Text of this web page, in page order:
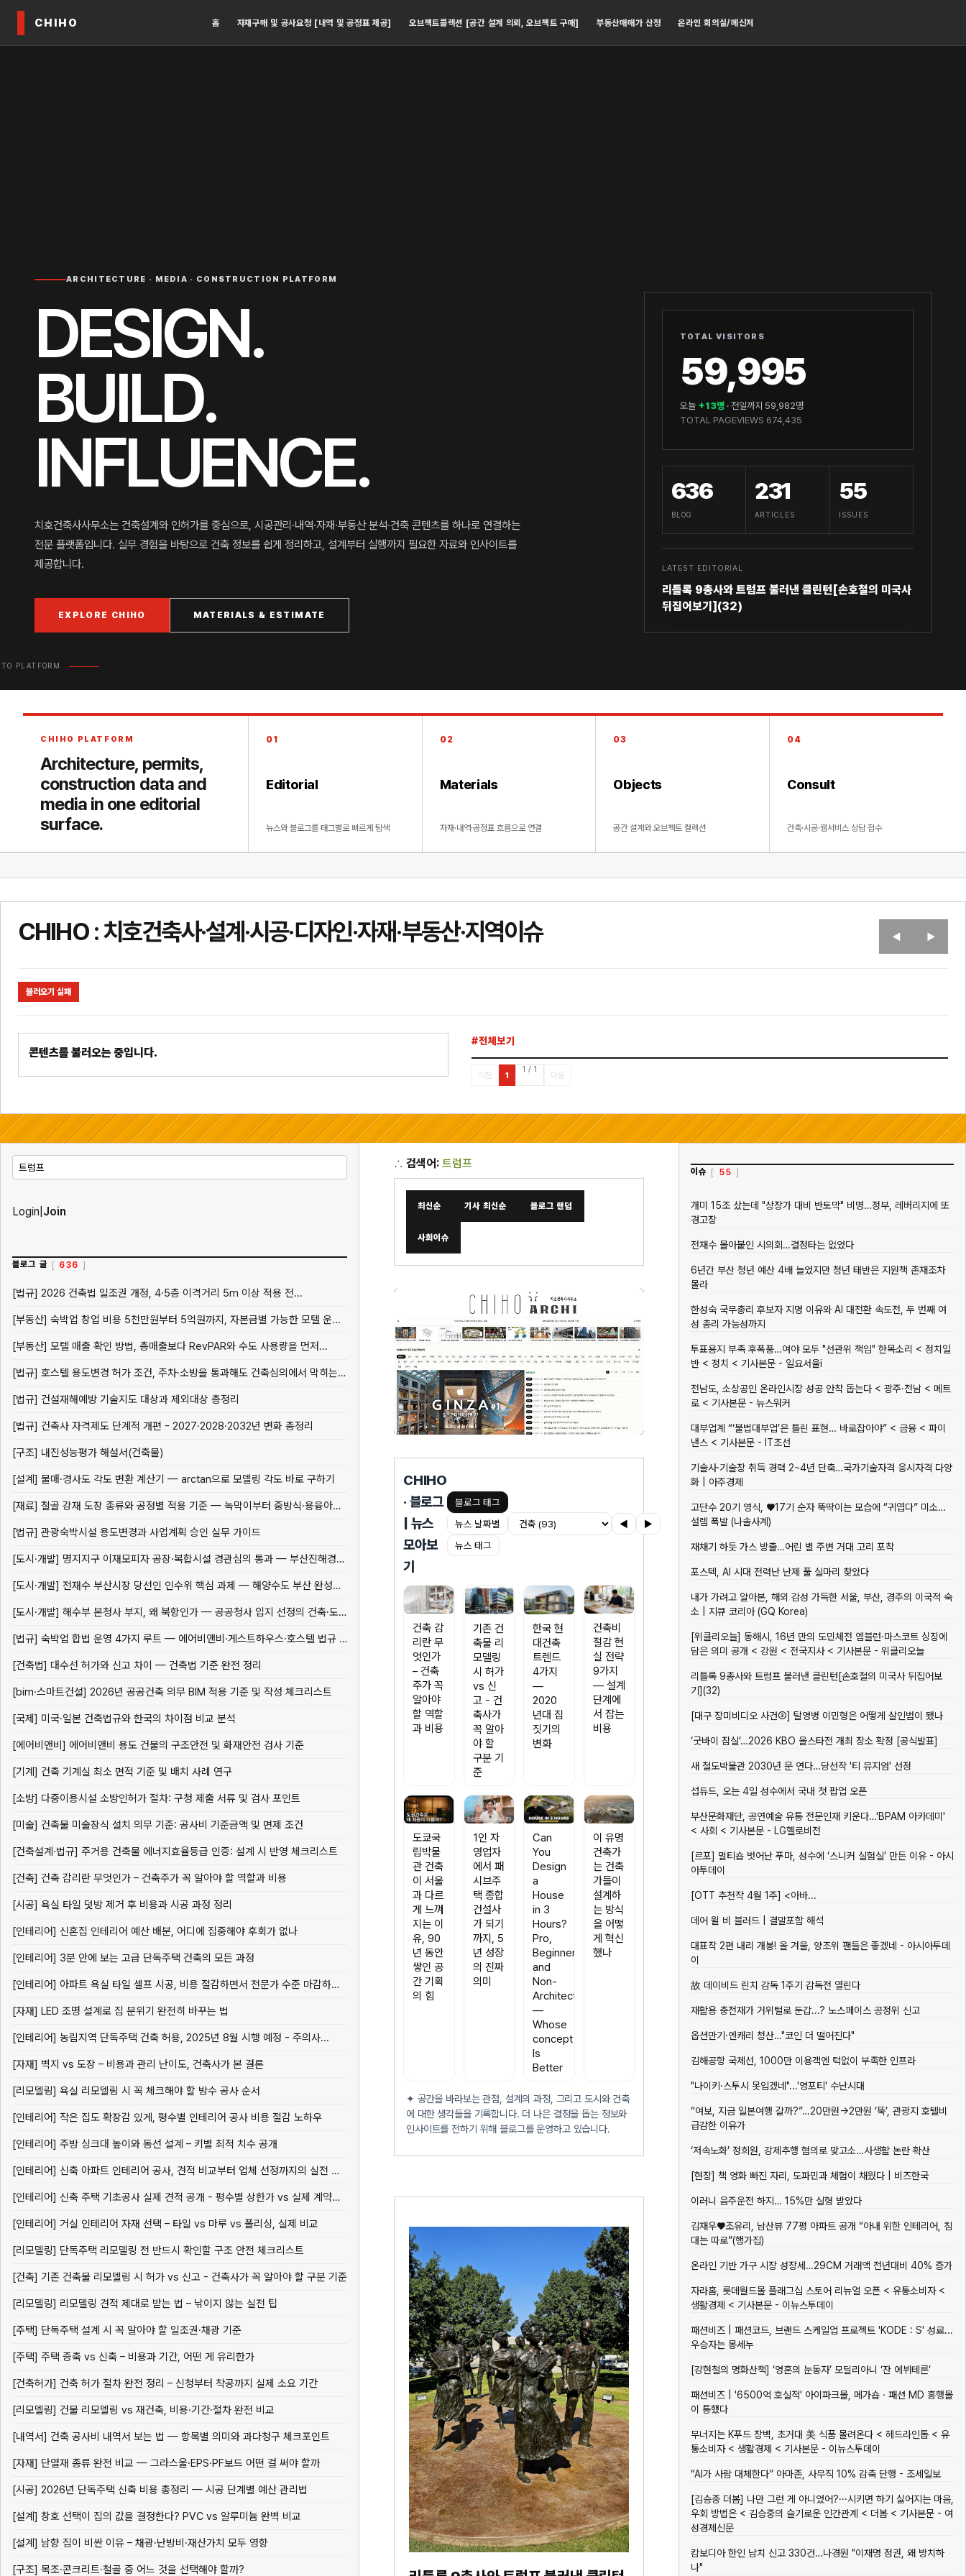
CHIHO 홈 자재구매 및 공사요청 [내역 및 공정표 제공] 오브젝트콜렉션 [공간 설계 의뢰, 오브젝트 구매] 부동산매매가 산정 온라인 회의실/메신저
ARCHITECTURE · MEDIA · CONSTRUCTION PLATFORM
DESIGN.
BUILD.
INFLUENCE.
치호건축사사무소는 건축설계와 인허가를 중심으로, 시공관리·내역·자재·부동산 분석·건축 콘텐츠를 하나로 연결하는
전문 플랫폼입니다. 실무 경험을 바탕으로 건축 정보를 쉽게 정리하고, 설계부터 실행까지 필요한 자료와 인사이트를
제공합니다.
EXPLORE CHIHO MATERIALS & ESTIMATE
TOTAL VISITORS
59,995
오늘 +13명 · 전일까지 59,982명
TOTAL PAGEVIEWS 674,435
636
BLOG
231
ARTICLES
55
ISSUES
LATEST EDITORIAL
리틀록 9총사와 트럼프 불러낸 클린턴[손호철의 미국사
뒤집어보기](32)
PLATFORM
CHIHO PLATFORM
Architecture, permits,
construction data and
media in one editorial
surface.
01
Editorial
뉴스와 블로그를 태그별로 빠르게 탐색
02
Materials
자재·내역·공정표 흐름으로 연결
03
Objects
공간 설계와 오브젝트 컬렉션
04
Consult
건축·시공·웹서비스 상담 접수
CHIHO : 치호건축사·설계·시공·디자인·자재·부동산·지역이슈 ◀ ▶
불러오기 실패
콘텐츠를 불러오는 중입니다.
#전체보기
이전 1
1 / 1
다음
Login Join
블로그 글 636
[법규] 2026 건축법 일조권 개정, 4·5층 이격거리 5m 이상 적용 전...
[부동산] 숙박업 창업 비용 5천만원부터 5억원까지, 자본금별 가능한 모텔 운...
[부동산] 모텔 매출 확인 방법, 총매출보다 RevPAR와 수도 사용량을 먼저...
[법규] 호스텔 용도변경 허가 조건, 주차·소방을 통과해도 건축심의에서 막히는 이유
[법규] 건설재해예방 기술지도 대상과 제외대상 총정리
[법규] 건축사 자격제도 단계적 개편 - 2027·2028·2032년 변화 총정리
[구조] 내진성능평가 해설서(건축물)
[설계] 물매·경사도 각도 변환 계산기 — arctan으로 모델링 각도 바로 구하기
[재료] 철골 강재 도장 종류와 공정별 적용 기준 — 녹막이부터 중방식·용융아연도금까지
[법규] 관광숙박시설 용도변경과 사업계획 승인 실무 가이드
[도시·개발] 명지지구 이재모피자 공장·복합시설 경관심의 통과 — 부산진해경제자유구역 건축 현황
[도시·개발] 전재수 부산시장 당선인 인수위 핵심 과제 — 해양수도 부산 완성과 ...
[도시·개발] 해수부 본청사 부지, 왜 북항인가 — 공공청사 입지 선정의 건축·도시계획 기준
[법규] 숙박업 합법 운영 4가지 루트 — 에어비앤비·게스트하우스·호스텔 법규 완전 정리
[건축법] 대수선 허가와 신고 차이 — 건축법 기준 완전 정리
[bim·스마트건설] 2026년 공공건축 의무 BIM 적용 기준 및 작성 체크리스트
[국제] 미국·일본 건축법규와 한국의 차이점 비교 분석
[에어비앤비] 에어비앤비 용도 건물의 구조안전 및 화재안전 검사 기준
[기계] 건축 기계실 최소 면적 기준 및 배치 사례 연구
[소방] 다중이용시설 소방인허가 절차: 구청 제출 서류 및 검사 포인트
[미술] 건축물 미술장식 설치 의무 기준: 공사비 기준금액 및 면제 조건
[건축설계·법규] 주거용 건축물 에너지효율등급 인증: 설계 시 반영 체크리스트
[건축] 건축 감리란 무엇인가 – 건축주가 꼭 알아야 할 역할과 비용
[시공] 욕실 타일 덧방 제거 후 비용과 시공 과정 정리
[인테리어] 신혼집 인테리어 예산 배분, 어디에 집중해야 후회가 없나
[인테리어] 3분 안에 보는 고급 단독주택 건축의 모든 과정
[인테리어] 아파트 욕실 타일 셀프 시공, 비용 절감하면서 전문가 수준 마감하는 방법
[자재] LED 조명 설계로 집 분위기 완전히 바꾸는 법
[인테리어] 농림지역 단독주택 건축 허용, 2025년 8월 시행 예정 - 주의사...
[자재] 벽지 vs 도장 – 비용과 관리 난이도, 건축사가 본 결론
[리모델링] 욕실 리모델링 시 꼭 체크해야 할 방수 공사 순서
[인테리어] 작은 집도 확장감 있게, 평수별 인테리어 공사 비용 절감 노하우
[인테리어] 주방 싱크대 높이와 동선 설계 – 키별 최적 치수 공개
[인테리어] 신축 아파트 인테리어 공사, 견적 비교부터 업체 선정까지의 실전 가이드
[인테리어] 신축 주택 기초공사 실제 견적 공개 - 평수별 상한가 vs 실제 계약가 비교분석
[인테리어] 거실 인테리어 자재 선택 – 타일 vs 마루 vs 폴리싱, 실제 비교
[리모델링] 단독주택 리모델링 전 반드시 확인할 구조 안전 체크리스트
[건축] 기존 건축물 리모델링 시 허가 vs 신고 - 건축사가 꼭 알아야 할 구분 기준
[리모델링] 리모델링 견적 제대로 받는 법 – 낚이지 않는 실전 팁
[주택] 단독주택 설계 시 꼭 알아야 할 일조권·채광 기준
[주택] 주택 증축 vs 신축 – 비용과 기간, 어떤 게 유리한가
[건축허가] 건축 허가 절차 완전 정리 – 신청부터 착공까지 실제 소요 기간
[리모델링] 건물 리모델링 vs 재건축, 비용·기간·절차 완전 비교
[내역서] 건축 공사비 내역서 보는 법 — 항목별 의미와 과다청구 체크포인트
[자재] 단열재 종류 완전 비교 — 그라스울·EPS·PF보드 어떤 걸 써야 할까
[시공] 2026년 단독주택 신축 비용 총정리 — 시공 단계별 예산 관리법
[설계] 창호 선택이 집의 값을 결정한다? PVC vs 알루미늄 완벽 비교
[설계] 남향 집이 비싼 이유 – 채광·난방비·재산가치 모두 영향
[구조] 목조·콘크리트·철골 중 어느 것을 선택해야 할까?
치호건축사사무소 – 치호뉴스 최신 이슈
∴ 검색어: 트럼프
최신순 기사 최신순 블로그 랜덤
사회이슈
CHIHO
· 블로그
| 뉴스
모아보
기
블로그 태그
뉴스 날짜별
뉴스 태그
◀ ▶
건축 감
리란 무
엇인가
– 건축
주가 꼭
알아야
할 역할
과 비용
기존 건
축물 리
모델링
시 허가
vs 신
고 - 건
축사가
꼭 알아
야 할
구분 기
준
한국 현
대건축
트렌드
4가지
—
2020
년대 집
짓기의
변화
건축비
절감 현
실 전략
9가지
— 설계
단계에
서 잡는
비용
도쿄국
립박물
관 건축
이 서울
과 다르
게 느껴
지는 이
유, 90
년 동안
쌓인 공
간 기획
의 힘
1인 자
영업자
에서 패
시브주
택 종합
건설사
가 되기
까지, 5
년 성장
의 진짜
의미
Can
You
Design
a
House
in 3
Hours?
Pro,
Beginner,
and
Non-
Architect
—
Whose
concept
Is
Better
이 유명
건축가
는 건축
가들이
설계하
는 방식
을 어떻
게 혁신
했나
렘 쿨하
스: 도
창조한
건축가
86세,
미술관
좋은 나
이
(feat.
인테리
테스트!
내 수준
진단하
고 ‘이
감각’
꿀팁 공
에너지
절약계
획서 제
출대상
안내
[특별법
발의]
심각한
실을 주
꾼다.
이관용
교
브젝트
가이드
CHIHO
제품·공
합하는
자인적
이즈별
로코]
✦ 공간을 바라보는 관점, 설계의 과정, 그리고 도시와 건축
에 대한 생각들을 기록합니다. 더 나은 결정을 돕는 정보와
인사이트를 전하기 위해 블로그를 운영하고 있습니다.
이슈 55
개미 15조 샀는데 "상장가 대비 반토막" 비명…정부, 레버리지에 또
경고장
전재수 몰아붙인 시의회…결정타는 없었다
6년간 부산 청년 예산 4배 늘었지만 청년 태반은 지원책 존재조차
몰라
한성숙 국무총리 후보자 지명 이유와 AI 대전환 속도전, 두 번째 여
성 총리 가능성까지
투표용지 부족 후폭풍…여야 모두 "선관위 책임" 한목소리 < 정치일
반 < 정치 < 기사본문 - 일요서울i
전남도, 소상공인 온라인시장 성공 안착 돕는다 < 광주·전남 < 메트
로 < 기사본문 - 뉴스워커
대부업계 “‘불법대부업’은 틀린 표현… 바로잡아야” < 금융 < 파이
낸스 < 기사본문 - IT조선
기술사·기술장 취득 경력 2~4년 단축…국가기술자격 응시자격 다양
화 | 아주경제
고단수 20기 영식, ♥17기 순자 뚝딱이는 모습에 “귀엽다” 미소…
설렘 폭발 (나솔사계)
재채기 하듯 가스 방출…어린 별 주변 거대 고리 포착
포스텍, AI 시대 전력난 난제 풀 실마리 찾았다
내가 가려고 알아본, 해외 감성 가득한 서울, 부산, 경주의 이국적 숙
소 | 지큐 코리아 (GQ Korea)
[위클리오늘] 동해시, 16년 만의 도민체전 엠블런·마스코트 싱징에
담은 의미 공개 < 강원 < 전국지사 < 기사본문 - 위클리오늘
리틀록 9총사와 트럼프 불러낸 클린턴[손호철의 미국사 뒤집어보
기](32)
[대구 장미비디오 사건③] 탈영병 이민형은 어떻게 살인범이 됐나
‘굿바이 잠실’…2026 KBO 올스타전 개최 장소 확정 [공식발표]
새 철도박물관 2030년 문 연다…당선작 '티 뮤지엄' 선정
섭듀드, 오는 4일 성수에서 국내 첫 팝업 오픈
부산문화재단, 공연예술 유통 전문인재 키운다…'BPAM 아카데미'
< 사회 < 기사본문 - LG헬로비전
[르포] 멀티숍 벗어난 푸마, 성수에 ‘스니커 실험실’ 만든 이유 - 아시
아투데이
[OTT 추천작 4월 1주] <아바...
데어 윌 비 블러드 | 결말포함 해석
대표작 2편 내리 개봉! 올 겨울, 양조위 팬들은 좋겠네 - 아시아투데
이
故 데이비드 린치 감독 1주기 감독전 열린다
재활용 충전재가 거위털로 둔갑...? 노스페이스 공정위 신고
옵션만기·엔캐리 청산…"코인 더 떨어진다"
김해공항 국제선, 1000만 이용객엔 턱없이 부족한 인프라
"나이키·스투시 못입겠네"...'영포티' 수난시대
“여보, 지금 일본여행 갈까?”…20만원→2만원 ‘뚝’, 관광지 호텔비
급감한 이유가
‘저속노화’ 정희원, 강제추행 혐의로 맞고소…사생활 논란 확산
[현장] 책 영화 빠진 자리, 도파민과 체험이 채웠다 | 비즈한국
이러니 음주운전 하지… 15%만 실형 받았다
김재우♥조유리, 남산뷰 77평 아파트 공개 “아내 위한 인테리어, 침
대는 따로”(행가집)
온라인 기반 가구 시장 성장세…29CM 거래액 전년대비 40% 증가
자라홈, 롯데월드몰 플래그십 스토어 리뉴얼 오픈 < 유통소비자 <
생활경제 < 기사본문 - 이뉴스투데이
패션비즈 | 패션코드, 브랜드 스케일업 프로젝트 'KODE : S' 성료...
우승자는 몽세누
[강현철의 명화산책] ‘영혼의 눈동자’ 모딜리아니 ‘잔 에뷔테른’
패션비즈 | '6500억 호실적' 아이파크몰, 메가숍 · 패션 MD 흥행몰
이 통했다
무너지는 K푸드 장벽, 초거대 美 식품 몰려온다 < 헤드라인톱 < 유
통소비자 < 생활경제 < 기사본문 - 이뉴스투데이
“AI가 사람 대체한다” 아마존, 사무직 10% 감축 단행 - 조세일보
[김승중 더봄] 나만 그런 게 아니었어?···시키면 하기 싫어지는 마음,
우회 방법은 < 김승중의 슬기로운 인간관계 < 더봄 < 기사본문 - 여
성경제신문
캄보디아 한인 납치 신고 330건…나경원 "이재명 정권, 왜 방치하
나"